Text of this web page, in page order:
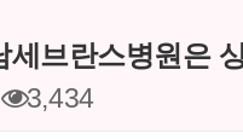
세브란스병원은
3,434